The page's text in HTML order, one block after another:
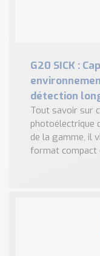
G20 SICK :
détection
Tout savoir sur
photoélectrique
de la gamme, il
format compact